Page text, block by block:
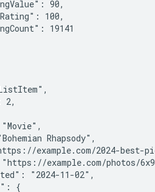
90,
100,
19141
2,
Rhapsody",
example.com/2024-best-
example.com/photos/
"2024-11-02",
{